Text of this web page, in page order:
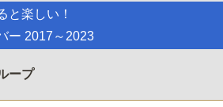
と楽しい！
ー 2017～2023
ープ